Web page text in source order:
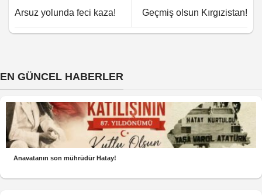
Arsuz yolunda feci kaza! Geçmiş olsun Kırgızistan!
EN GÜNCEL HABERLER
Anavatanın son mührüdür Hatay!